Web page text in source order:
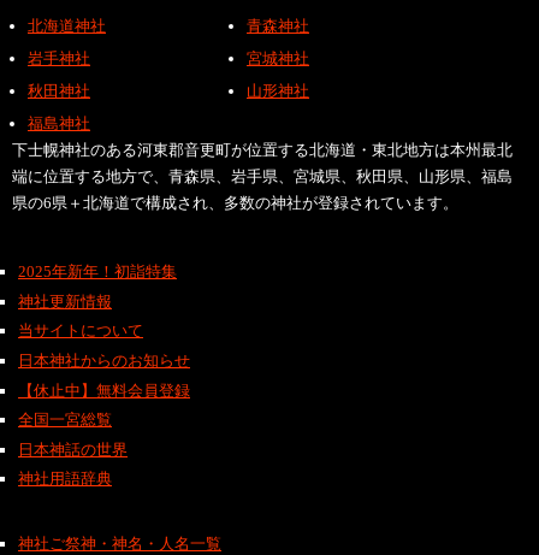
北海道神社
青森神社
岩手神社
宮城神社
秋田神社
山形神社
福島神社
下士幌神社のある河東郡音更町が位置する北海道・東北地方は本州最北
端に位置する地方で、青森県、岩手県、宮城県、秋田県、山形県、福島
県の6県＋北海道で構成され、多数の神社が登録されています。
2025年新年！初詣特集
神社更新情報
当サイトについて
日本神社からのお知らせ
【休止中】無料会員登録
全国一宮総覧
日本神話の世界
神社用語辞典
神社ご祭神・神名・人名一覧